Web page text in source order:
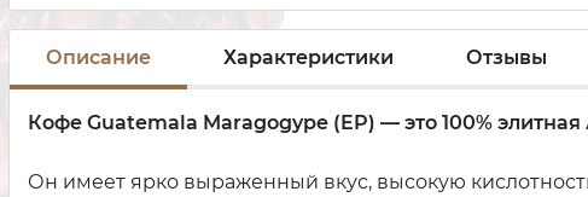
Описание Характеристики Отзывы
Кофе Guatemala Maragogype (EP) — это 100%
Он имеет ярко выраженный вкус, высокую